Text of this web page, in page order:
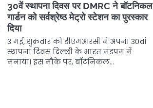
30वें स्थापना दिवस पर DMRC ने बॉटनिकल
गार्डन को सर्वश्रेष्ठ मेट्रो स्टेशन का पुरस्कार
दिया
3 मई, शुक्रवार को डीएमआरसी ने अपना 30वां
स्थापना दिवस दिल्ली के भारत मंडपम में
मनाया। इस मौके पर, बॉटनिकल…